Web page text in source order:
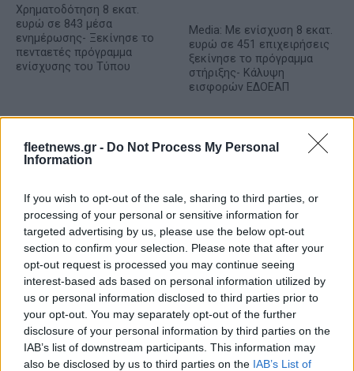
fleetnews.gr - Do Not Process My Personal
Information
If you wish to opt-out of the sale, sharing to third parties, or
processing of your personal or sensitive information for
targeted advertising by us, please use the below opt-out
section to confirm your selection. Please note that after your
opt-out request is processed you may continue seeing
interest-based ads based on personal information utilized by
us or personal information disclosed to third parties prior to
your opt-out. You may separately opt-out of the further
disclosure of your personal information by third parties on the
IAB’s list of downstream participants. This information may
also be disclosed by us to third parties on the IAB’s List of
Χρηματοδότηση 8 εκατ.
ευρώ σε 843 μέσα
ενημέρωσης- Ξεκίνησε το
πενταετές πρόγραμμα
ενίσχυσης του Τύπου
Media: Με ενίσχυση 8 εκατ.
ευρώ σε 451 επιχειρήσεις
ξεκίνησε το πρόγραμμα
στήριξης- Κάλυψη
εισφορών ΕΔΟΕΑΠ
Συμβούλιο - Πρόεδρος ο Γαληνός Γιαγλής
Νέο Audi A2 e-tron με
στόχο την κορυφή της
αποδοτικότητας
Η Chery επενδύει 75 εκατ.
δολάρια στην KG Mobility